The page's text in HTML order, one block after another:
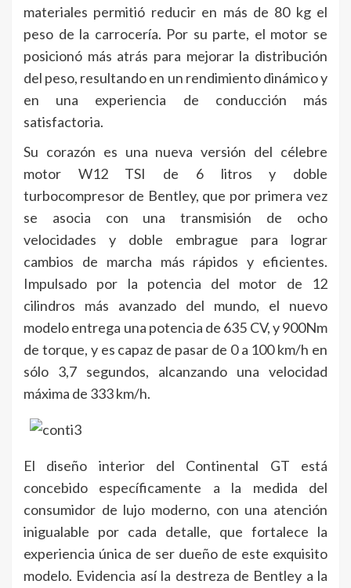
materiales permitió reducir en más de 80 kg el
peso de la carrocería. Por su parte, el motor se
posicionó más atrás para mejorar la distribución
del peso, resultando en un rendimiento dinámico y
en una experiencia de conducción más
satisfactoria.
Su corazón es una nueva versión del célebre
motor W12 TSI de 6 litros y doble
turbocompresor de Bentley, que por primera vez
se asocia con una transmisión de ocho
velocidades y doble embrague para lograr
cambios de marcha más rápidos y eficientes.
Impulsado por la potencia del motor de 12
cilindros más avanzado del mundo, el nuevo
modelo entrega una potencia de 635 CV, y 900Nm
de torque, y es capaz de pasar de 0 a 100 km/h en
sólo 3,7 segundos, alcanzando una velocidad
máxima de 333 km/h.
El diseño interior del Continental GT está
concebido específicamente a la medida del
consumidor de lujo moderno, con una atención
inigualable por cada detalle, que fortalece la
experiencia única de ser dueño de este exquisito
modelo. Evidencia así la destreza de Bentley a la